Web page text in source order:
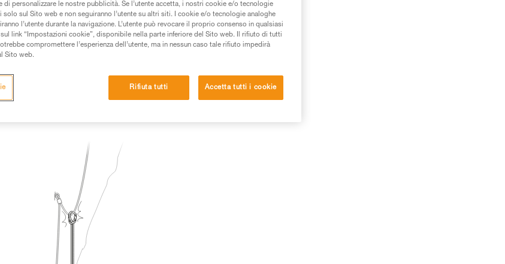
ed un addestramento specifico.
rifare la manovra, da soli, in piena sicurezza,
Ne possono esistere altre che non
di personalizzare le nostre pubblicità. Se l’utente accetta, i nostri cookie e/o tecnologie
solo sul Sito web e non seguiranno l’utente su altri siti. I cookie e/o tecnologie analoghe
l’utente durante la navigazione. L’utente può revocare il proprio consenso in qualsiasi
link “Impostazioni cookie”, disponibile nella parte inferiore del Sito web. Il rifiuto di tutti
compromettere l’esperienza dell’utente, ma in nessun caso tale rifiuto impedirà
Sito web.
Rifiuta tutti Accetta tutti i cookie